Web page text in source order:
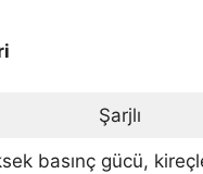
Şarjlı
basınç gücü,